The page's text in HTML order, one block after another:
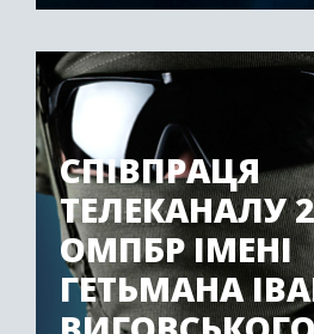
СПІВПРАЦЯ
ТЕЛЕКАНАЛУ
ОМПБР ІМЕНІ
ГЕТЬМАНА